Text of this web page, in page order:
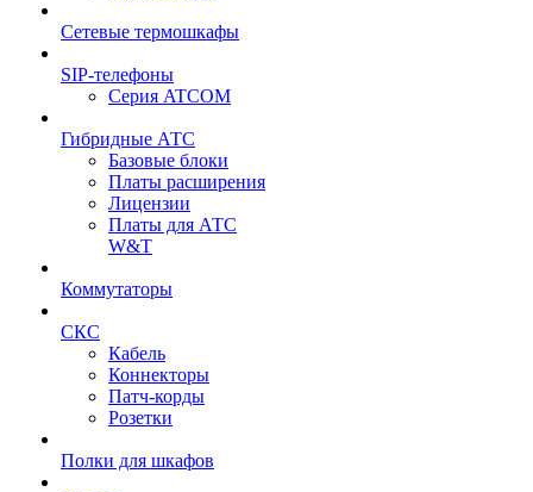
Сетевые термошкафы
SIP-телефоны
Серия ATCOM
Гибридные АТС
Базовые блоки
Платы расширения
Лицензии
Платы для АТС
W&T
Коммутаторы
СКС
Кабель
Коннекторы
Патч-корды
Розетки
Полки для шкафов